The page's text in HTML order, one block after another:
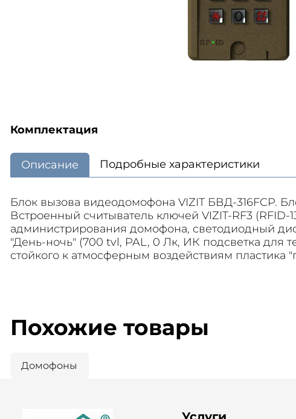
Комплектация
Описание Подробные характеристики
Блок вызова видеодомофона VIZIT БВД-316FCP.
Встроенный считыватель ключей VIZIT-RF3
администрирования домофона, светодиодный
"День-ночь" (700 tvl, PAL, 0 Лк, ИК подсветка для
стойкого к атмосферным воздействиям пластика
Похожие товары
Домофоны